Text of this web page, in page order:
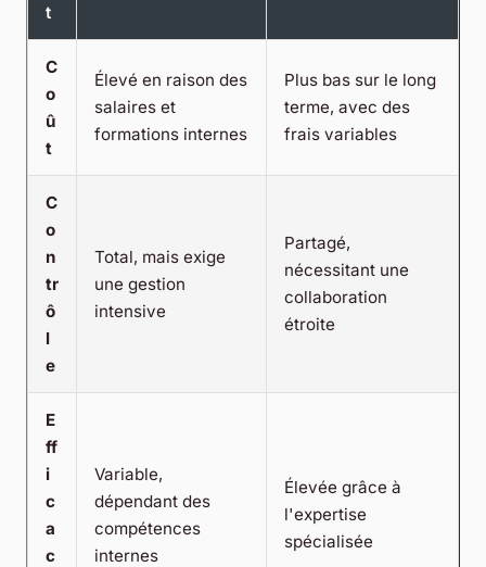
t
C
o
û
t
Élevé en raison des
salaires et
formations internes
Plus bas sur le long
terme, avec des
frais variables
C
o
n
tr
ô
l
e
Total, mais exige
une gestion
intensive
Partagé,
nécessitant une
collaboration
étroite
E
ff
i
c
a
c
Variable,
dépendant des
compétences
internes
Élevée grâce à
l'expertise
spécialisée